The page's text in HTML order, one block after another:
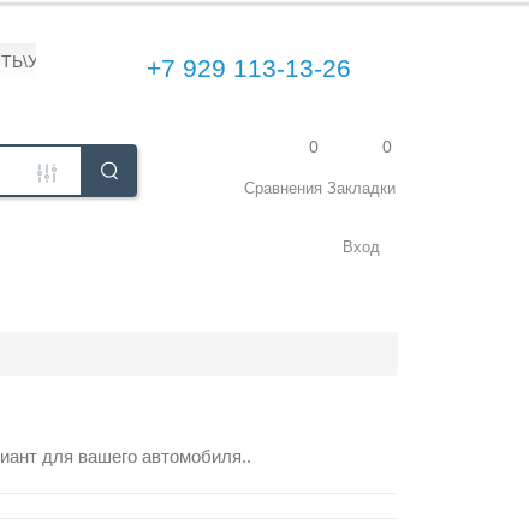
+7 929 113-13-26
0
Закладки
0
Сравнения
Вход
для вашего автомобиля..